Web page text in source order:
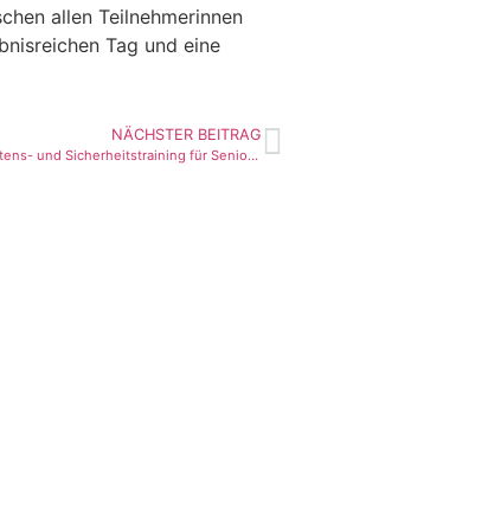
allen Teilnehmerinnen
Tag und eine
NÄCHSTER BEITRAG
Verhaltens- und Sicherheitstraining für Seniorinnen und Senioren